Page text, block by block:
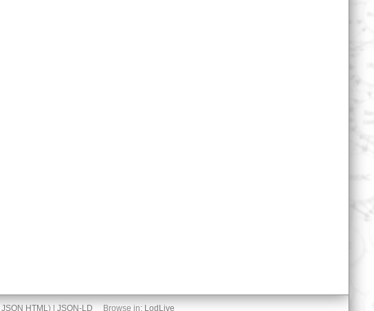
JSON HTML) | JSON-LD Browse in: LodLive